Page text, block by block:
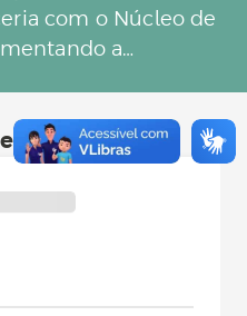
com o Núcleo de
a